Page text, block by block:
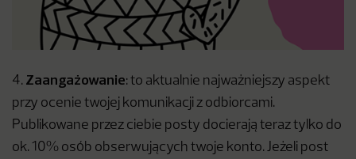
4. Zaangażowanie: to aktualnie najważniejszy aspekt
przy ocenie twojej komunikacji z odbiorcami.
Publikowane przez ciebie posty docierają teraz tylko do
ok. 10% osób obserwujących twoje konto. Jeżeli post